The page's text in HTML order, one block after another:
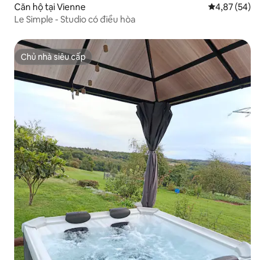
Căn hộ tại Vienne Xếp hạng
4,87 (54)
Le Simple - Studio có điều hòa
Chủ nhà siêu cấp
Chủ nhà siêu cấp